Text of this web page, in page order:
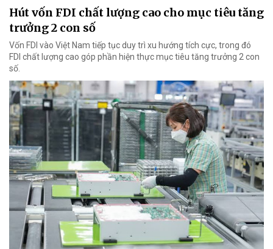
Hút vốn FDI chất lượng cao cho mục tiêu tăng
trưởng 2 con số
Vốn FDI vào Việt Nam tiếp tục duy trì xu hướng tích cực, trong đó
FDI chất lượng cao góp phần hiện thực mục tiêu tăng trưởng 2 con
số.